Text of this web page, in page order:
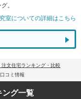
。
室についての詳細はこちら
文住宅ランキング・比較
コミ情報
ング一覧